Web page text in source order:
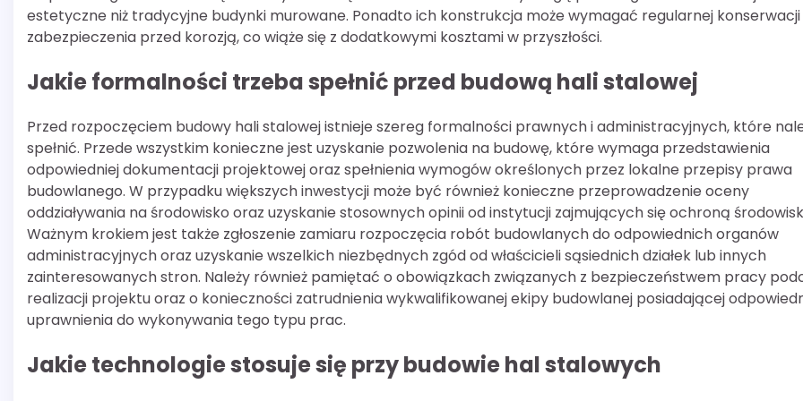
estetyczne niż tradycyjne budynki murowane. Ponadto ich konstrukcja może wymagać regularnej konserwacji
zabezpieczenia przed korozją, co wiąże się z dodatkowymi kosztami w przyszłości.
Jakie formalności trzeba spełnić przed budową hali stalowej
Przed rozpoczęciem budowy hali stalowej istnieje szereg formalności prawnych i administracyjnych, które
spełnić. Przede wszystkim konieczne jest uzyskanie pozwolenia na budowę, które wymaga przedstawienia
odpowiedniej dokumentacji projektowej oraz spełnienia wymogów określonych przez lokalne przepisy prawa
budowlanego. W przypadku większych inwestycji może być również konieczne przeprowadzenie oceny
oddziaływania na środowisko oraz uzyskanie stosownych opinii od instytucji zajmujących się ochroną
Ważnym krokiem jest także zgłoszenie zamiaru rozpoczęcia robót budowlanych do odpowiednich organów
administracyjnych oraz uzyskanie wszelkich niezbędnych zgód od właścicieli sąsiednich działek lub innych
zainteresowanych stron. Należy również pamiętać o obowiązkach związanych z bezpieczeństwem pracy
realizacji projektu oraz o konieczności zatrudnienia wykwalifikowanej ekipy budowlanej posiadającej
uprawnienia do wykonywania tego typu prac.
Jakie technologie stosuje się przy budowie hal stalowych